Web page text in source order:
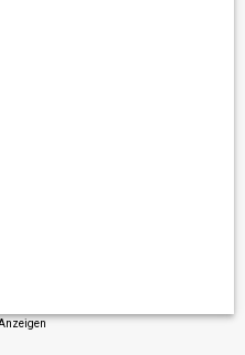
zarobki +1x exp bitewny)
zarobki +1 exp bitewny